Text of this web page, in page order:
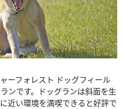
ーフォレスト ドッグフィール
ンです。ドッグランは斜面を生
近い環境を満喫できると好評で